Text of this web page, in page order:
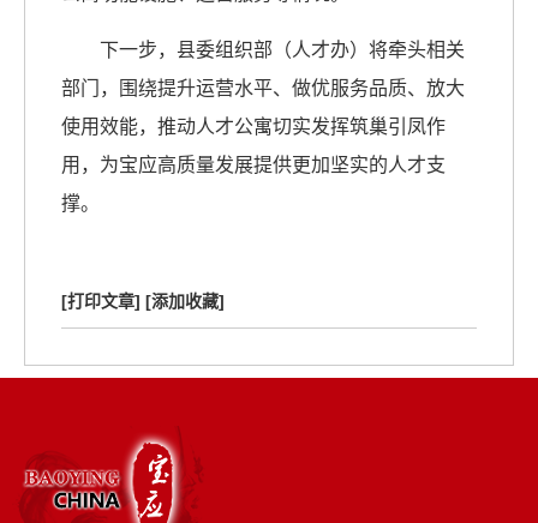
下一步，县委组织部（人才办）将牵头相关
部门，围绕提升运营水平、做优服务品质、放大
使用效能，推动人才公寓切实发挥筑巢引凤作
用，为宝应高质量发展提供更加坚实的人才支
撑。
[打印文章] [添加收藏]